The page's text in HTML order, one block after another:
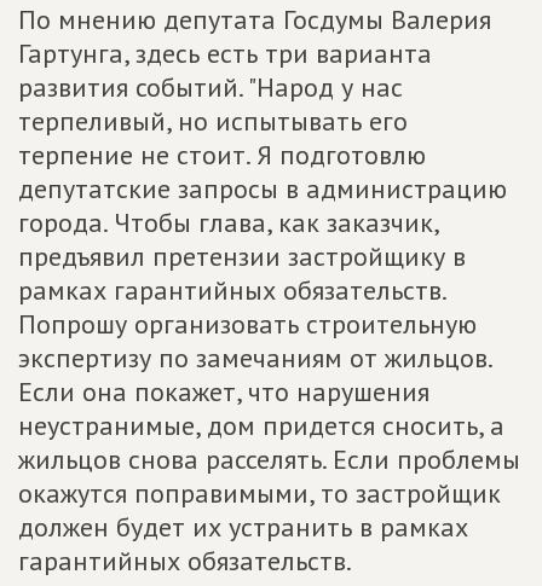
По мнению депутата Госдумы Валерия
Гартунга, здесь есть три варианта
развития событий. "Народ у нас
терпеливый, но испытывать его
терпение не стоит. Я подготовлю
депутатские запросы в администрацию
города. Чтобы глава, как заказчик,
предъявил претензии застройщику в
рамках гарантийных обязательств.
Попрошу организовать строительную
экспертизу по замечаниям от жильцов.
Если она покажет, что нарушения
неустранимые, дом придется сносить, а
жильцов снова расселять. Если проблемы
окажутся поправимыми, то застройщик
должен будет их устранить в рамках
гарантийных обязательств.